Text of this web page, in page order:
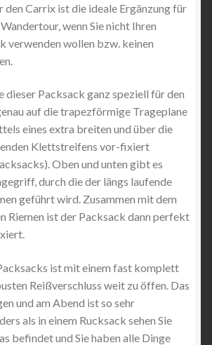
den Carrix ist die ideale Ergänzung für
wenn Sie nicht Ihren
verwenden wollen bzw. keinen
dieser Packsack ganz speziell für den
auf die trapezförmige Trageplane
eines extra breiten und über die
Klettstreifens vor-fixiert
Oben und unten gibt es
durch die der längs laufende
geführt wird. Zusammen mit dem
Riemen ist der Packsack dann perfekt
ist mit einem fast komplett
Reißverschluss weit zu öffen. Das
und am Abend ist so sehr
als in einem Rucksack sehen Sie
befindet und Sie haben alle Dinge